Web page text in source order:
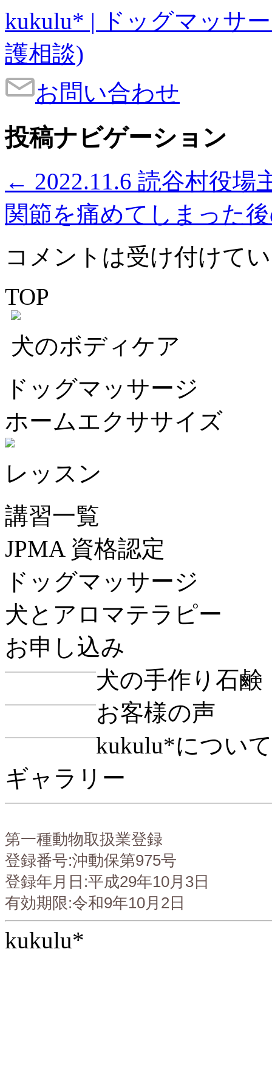
kukulu* | ドッグマッサ
護相談)
お問い合わせ
投稿ナビゲーション
← 2022.11.6 読谷村役
関節を痛めてしまった
コメントは受け付けて
TOP
犬のボディケア
ドッグマッサージ
ホームエクササイズ
レッスン
講習一覧
JPMA 資格認定
ドッグマッサージ
犬とアロマテラピー
お申し込み
犬の手作り石鹸
お客様の声
kukulu*について
ギャラリー
第一種動物取扱業登録
登録番号:沖動保第975号
登録年月日:平成29年10月3日
有効期限:令和9年10月2日
kukulu*